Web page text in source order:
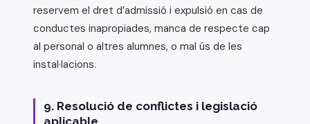
reservem el dret d’admissió i expulsió en cas de
conductes inapropiades, manca de respecte cap
al personal o altres alumnes, o mal ús de les
instal·lacions.
9. Resolució de conflictes i legislació
aplicable